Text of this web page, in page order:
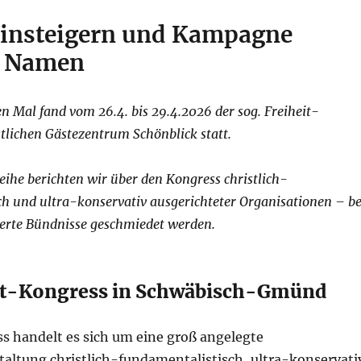
und Kampagne
Mal fand vom 26.4. bis 29.4.2026 der sog. Freiheit-
Gästezentrum Schönblick statt.
berichten wir über den Kongress christlich-
und ultra-konservativ ausgerichteter Organisationen –
Bündnisse geschmiedet werden.
Kongress in Schwäbisch-Gmünd
handelt es sich um eine groß angelegte